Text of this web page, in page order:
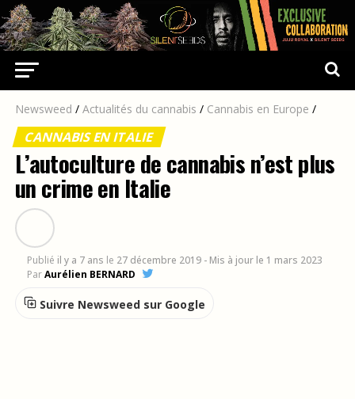
Newsweed / Actualités du cannabis / Cannabis en Europe /
CANNABIS EN ITALIE
L’autoculture de cannabis n’est plus
un crime en Italie
Publié il y a 7 ans le 27 décembre 2019 - Mis à jour le 1 mars 2023
ParAurélien BERNARD
Suivre Newsweed sur Google